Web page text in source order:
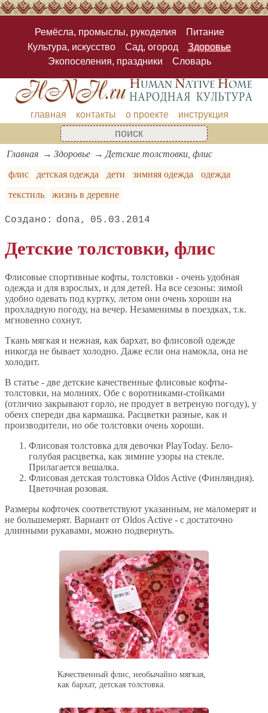
Ремёсла, промыслы, рукоделия
Питание
Культура, искусство
Сад, огород
Здоровье
Экопоселения, праздники
Словарь
главная контакты о проекте инструкция
Главная Здоровье
Детские толстовки, флис
флис
детская одежда дети зимняя одежда
одежда
текстиль
жизнь в деревне
dona 05.03.2014
Детские толстовки, флис
Флисовые спортивные кофты, толстовки - очень удобная
одежда и для взрослых, и для детей. На все сезоны: зимой
удобно одевать под куртку, летом они очень хороши на
прохладную погоду, на вечер. Незаменимы в поездках, т.к.
мгновенно сохнут.
Ткань мягкая и нежная, как бархат, во флисовой одежде
никогда не бывает холодно. Даже если она намокла, она не
холодит.
В статье - две детские качественные флисовые кофты-
толстовки, на молниях. Обе с воротниками-стойками
(отлично закрывают горло, не продует в ветреную погоду), у
обеих спереди два кармашка. Расцветки разные, как и
производители, но обе толстовки очень хороши.
Флисовая толстовка для девочки PlayToday. Бело-
голубая расцветка, как зимние узоры на стекле.
Прилагается вешалка.
Флисовая детская толстовка Oldos Active (Финляндия).
Цветочная розовая.
Размеры кофточек соответствуют указанным, не маломерят и
не большемерят. Вариант от Oldos Active - с достаточно
длинными рукавами, можно подвернуть.
Качественный флис, необычайно мягкая,
как бархат, детская толстовка.